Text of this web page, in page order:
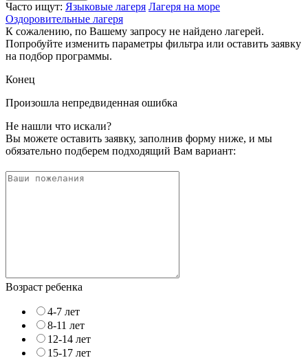
Часто ищут: Языковые лагеря Лагеря на море
Оздоровительные лагеря
К сожалению, по Вашему запросу не найдено лагерей.
Попробуйте изменить параметры фильтра или оставить заявку
на подбор программы.
Конец
Произошла непредвиденная ошибка
Не нашли что искали?
Вы можете оставить заявку, заполнив форму ниже, и мы
обязательно подберем подходящий Вам вариант:
Возраст ребенка
4-7 лет
8-11 лет
12-14 лет
15-17 лет